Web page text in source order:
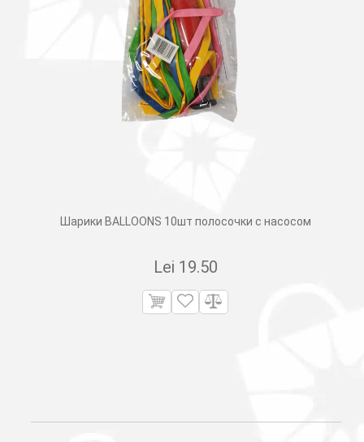
Шарики BALLOONS 10шт полосочки с насосом
Lei 19.50